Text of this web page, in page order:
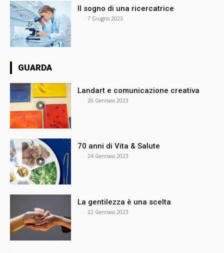
Il sogno di una ricercatrice
- 7 Giugno 2023
GUARDA
Landart e comunicazione creativa
- 26 Gennaio 2023
70 anni di Vita & Salute
- 24 Gennaio 2023
La gentilezza è una scelta
- 22 Gennaio 2023